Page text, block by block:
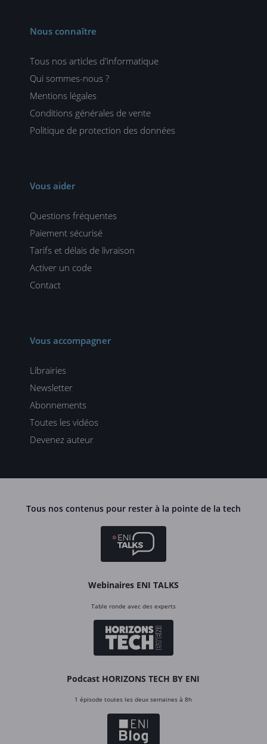
Nous connaître
Tous nos articles d'informatique
Qui sommes-nous ?
Mentions légales
Conditions générales de vente
Politique de protection des données
Vous aider
Questions fréquentes
Paiement sécurisé
Tarifs et délais de livraison
Activer un code
Contact
Vous accompagner
Librairies
Newsletter
Abonnements
Toutes les vidéos
Devenez auteur
Tous nos contenus pour rester à la pointe de la tech
Webinaires ENI TALKS
Table ronde avec des experts
Podcast HORIZONS TECH BY ENI
1 épisode toutes les deux semaines à 8h